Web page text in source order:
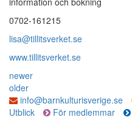
0702-161215
lisa@tillitsverket.se
www.tillitsverket.se
newer
older
info@barnkulturisverige.se
Utblick
För medlemmar